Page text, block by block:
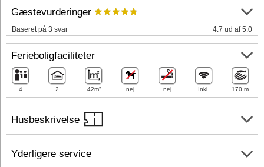
Husbeskrivelse
Gæstevurderinger
Baseret på 3 svar 4.7 ud af 5.0
Ferieboligfaciliteter
4 2 42m² nej nej Inkl. 170 m
Yderligere service